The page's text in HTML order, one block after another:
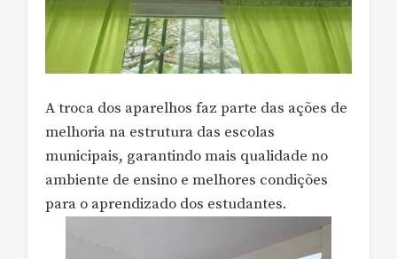
A troca dos aparelhos faz parte das ações de
melhoria na estrutura das escolas
municipais, garantindo mais qualidade no
ambiente de ensino e melhores condições
para o aprendizado dos estudantes.